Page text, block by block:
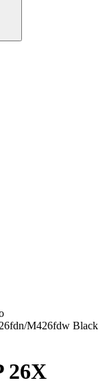
M426fdw Black
26X